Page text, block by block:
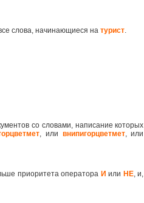
слова, начинающиеся натурист.
со словами, написание которых
, или внипигорцветмет, или
приоритета оператора И или НЕ, и,